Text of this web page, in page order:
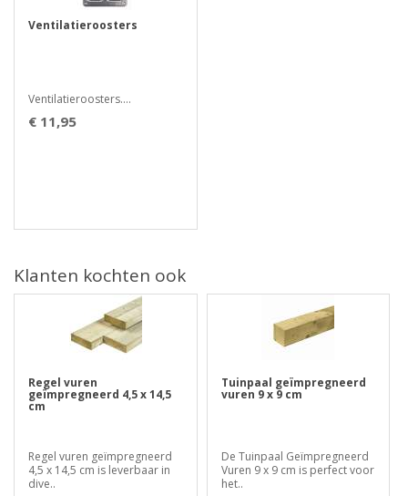
Ventilatieroosters
Ventilatieroosters....
€ 11,95
Klanten kochten ook
Regel vuren
geïmpregneerd 4,5 x 14,5
cm
Regel vuren geïmpregneerd
4,5 x 14,5 cm is leverbaar in
dive..
Tuinpaal geïmpregneerd
vuren 9 x 9 cm
De Tuinpaal Geïmpregneerd
Vuren 9 x 9 cm is perfect voor
het..